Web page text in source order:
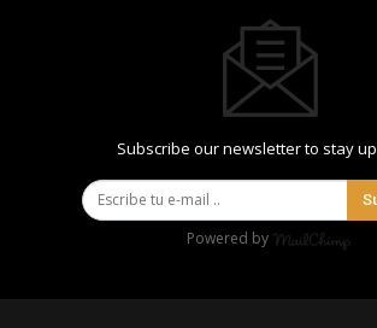
Subscribe our newsletter to stay
Powered by